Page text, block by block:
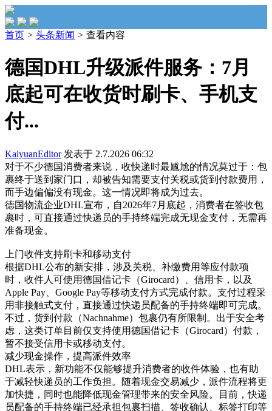
首页 > 头条新闻 > 查看内容
德国DHL升级派件服务：7月
底起可在收货时刷卡、手机支
付...
KaiyuanEditor发表于 2.7.2026 06:32
对于不少德国消费者来说，收快递时最尴尬的情况莫过于：包
裹终于送到家门口，却被告知需要支付关税或货到付款费用，
而手边偏偏没有现金。这一情况即将成为过去。
德国物流企业DHL宣布，自2026年7月底起，消费者在签收包
裹时，可直接通过快递员的手持终端完成无现金支付，无需再
准备现金。
上门收件支持刷卡和移动支付
根据DHL公布的新安排，涉及关税、补缴费用等应付款项
时，收件人可使用德国借记卡（Girocard）、信用卡，以及
Apple Pay、Google Pay等移动支付方式完成付款。支付过程采
用非接触式支付，直接通过快递员配备的手持终端即可完成。
不过，货到付款（Nachnahme）包裹仍有所限制。出于安全考
虑，这类订单目前仅支持使用德国借记卡（Girocard）付款，
暂不接受信用卡或移动支付。
减少现金操作，提高派件效率
DHL表示，新功能不仅能够提升消费者的收件体验，也有助
于减轻快递员的工作负担。随着现金交易减少，派件流程将更
加快捷，同时也能降低现金管理带来的安全风险。目前，快递
员配备的手持终端已经承担包裹扫描、签收确认、标签打印等